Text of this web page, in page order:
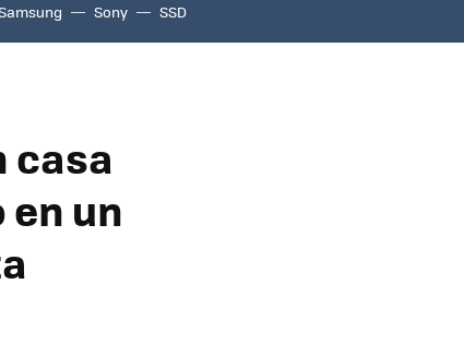
Sony SSD
casa
un